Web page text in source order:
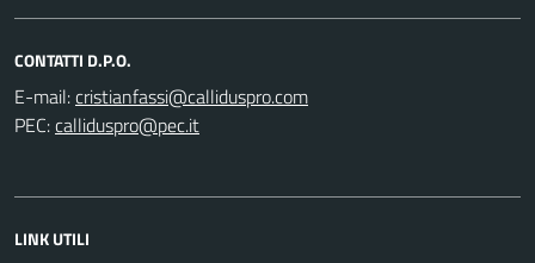
CONTATTI D.P.O.
E-mail:
PEC:
LINK UTILI